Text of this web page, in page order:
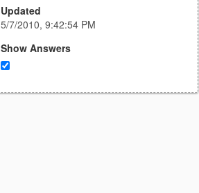
Updated
5/7/2010, 9:42:54 PM
Show Answers